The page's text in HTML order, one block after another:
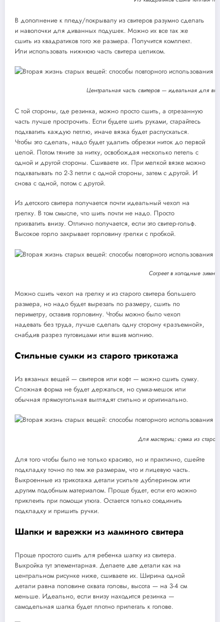
В дополнение к пледу/покрывалу из свитеров разумно сделать
и наволочки для диванных подушек. Можно их все так же
сшить из квадратиков того же размера. Получится комплект.
Или использовать нижнюю часть свитера целиком.
Центральная часть свитеров — идеальная для
С той стороны, где резинка, можно просто сшить, а отрезанную
часть лучше прострочить. Если будете шить руками, старайтесь
подхватить каждую петлю, иначе вязка будет распускаться.
Чтобы это сделать, надо будет удалить обрезки ниток до первой
целой. Потом тяните за нитку, освобождая несколько петель с
одной и другой стороны. Сшиваете их. При мелкой вязке можно
подхватывать по 2-3 петли с одной стороны, затем с другой. И
снова с одной, потом с другой.
Из детского свитера получается почти идеальный чехол на
грелку. В том смысле, что шить почти не надо. Просто
прихватить внизу. Отлично получается, если это свитер-гольф.
Высокое горло закрывает горловину грелки с пробкой.
Согреет в холодные
Можно сшить чехол на грелку и из старого свитера большего
размера, но надо будет вырезать по размеру, сшить по
периметру, оставив горловину. Чтобы можно было чехол
надевать без труда, лучше сделать одну сторону «разъемной»,
снабдив разрез пуговицами или вшив молнию.
Стильные сумки из старого трикотажа
Из вязаных вещей — свитеров или кофт — можно сшить сумку.
Сложная форма не будет держаться, но сумка-мешок или
обычная прямоугольная выглядят стильно и оригинально.
Для мастериц: сумка из
Для того чтобы было не только красиво, но и практично, сшейте
подкладку точно по тем же размерам, что и лицевую часть.
Выкроенные из трикотажа детали усильте дублерином или
другим подобным материалом. Проще будет, если его можно
приклеить при помощи утюга. Остается только соединить
подкладку и пришить ручки.
Шапки и варежки из маминого свитера
Проще простого сшить для ребенка шапку из свитера.
Выкройка тут элементарная. Делаете две детали как на
центральном рисунке ниже, сшиваете их. Ширина одной
детали равна половине охвата головы, высота — на 3-4 см
меньше. Идеально, если внизу находится резинка —
самодельная шапка будет плотно прилегать к голове.